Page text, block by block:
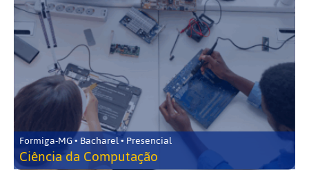
Formiga-MG • Bacharel • Presencial
Ciência da Computação